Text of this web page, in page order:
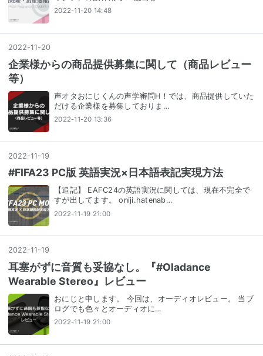
2022-11-20 14:48
2022-11 -20
企業様からの商品提供募集に関して（商品レビュー
等）
声オタおにじくんの声学審問H！では、商品提供していた
だける企業様を募集しておりま…
2022-11-20 13:36
2022-11-19
#FIFA23 PC版 英語実況×日本語表記実現方法
【追記】 EAFC24の英語実況に関しては、現在不完全で
すが出してます。 oniji.hatenab…
2022-11-19 21:00
2022-11 -19
耳塞がずに音質も妥協なし。『#Oladance
Wearable Stereo』レビュー
おにじと申します。 今回は、オーディオレビュー。 当ブ
ログでも色々とオーディオに…
2022-11-19 21:00